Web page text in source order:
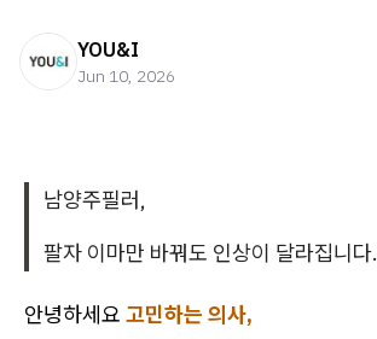
YOU&I
Jun 10, 2026
남양주필러,
팔자 이마만 바꿔도 인상이 달라집니다.
안녕하세요 고민하는 의사,